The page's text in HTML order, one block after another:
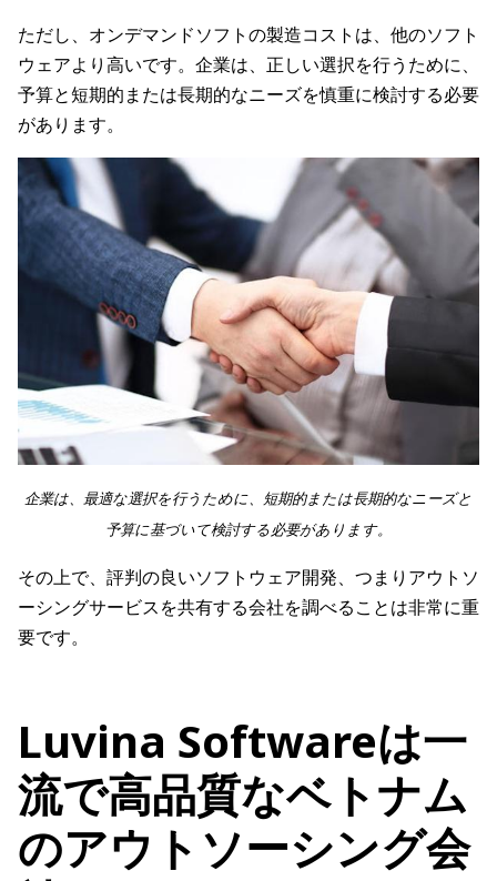
ただし、オンデマンドソフトの製造コストは、他のソフト
ウェアより高いです。企業は、正しい選択を行うために、
予算と短期的または長期的なニーズを慎重に検討する必要
があります。
企業は、最適な選択を行うために、短期的または長期的なニーズと
予算に基づいて検討する必要があります。
その上で、評判の良いソフトウェア開発、つまりアウトソ
ーシングサービスを共有する会社を調べることは非常に重
要です。
Luvina Softwareは一
流で高品質なベトナム
のアウトソーシング会